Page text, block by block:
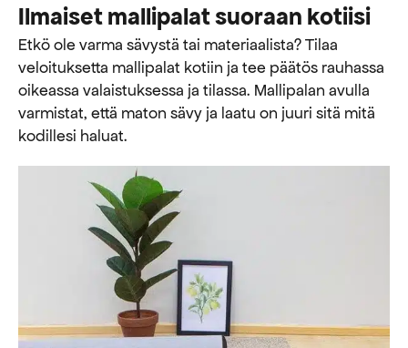
Ilmaiset mallipalat suoraan kotiisi
Etkö ole varma sävystä tai materiaalista? Tilaa
veloituksetta mallipalat kotiin ja tee päätös rauhassa
oikeassa valaistuksessa ja tilassa. Mallipalan avulla
varmistat, että maton sävy ja laatu on juuri sitä mitä
kodillesi haluat.